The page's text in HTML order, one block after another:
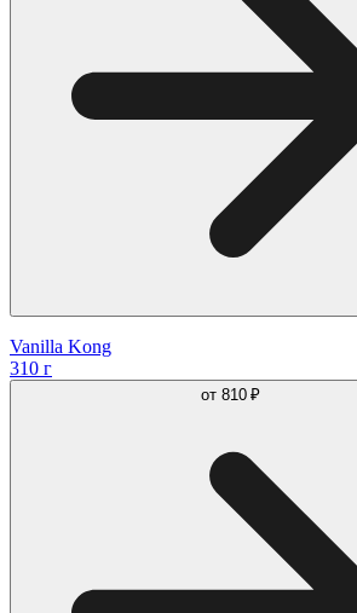
Vanilla Kong
310 г
от 810 ₽